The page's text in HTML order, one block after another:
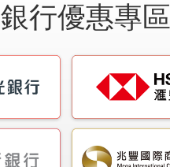
銀行優惠專區